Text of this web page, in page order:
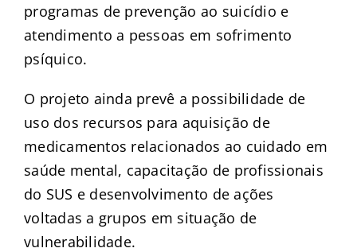
programas de prevenção ao suicídio e
atendimento a pessoas em sofrimento
psíquico.
O projeto ainda prevê a possibilidade de
uso dos recursos para aquisição de
medicamentos relacionados ao cuidado em
saúde mental, capacitação de profissionais
do SUS e desenvolvimento de ações
voltadas a grupos em situação de
vulnerabilidade.